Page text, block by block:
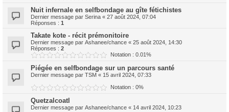
Nuit infernale en selfbondage au gîte fétichistes
Dernier message par Serina « 27 août 2024, 07:04
Réponses : 1
Takate kote - récit prémonitoire
Dernier message par Ashanee/chance « 25 août 2024, 14:30
Réponses : 2
Notation : 0.01%
Piégée en selfbondage sur un parcours santé
Dernier message par TSM « 15 avril 2024, 07:33
Notation : 0%
Quetzalcoatl
Dernier message par Ashanee/chance « 14 avril 2024, 10:23